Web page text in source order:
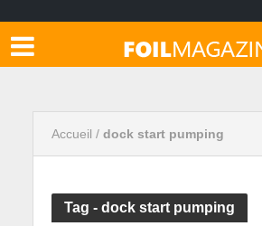
Accueil / dock start pumping
Tag - dock start pumping